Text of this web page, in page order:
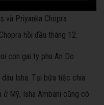
và Priyanka Chopra
hồi đầu tháng 12.
Isha. Tại bữa tiệc chia
Mỹ, Isha Ambani cũng có